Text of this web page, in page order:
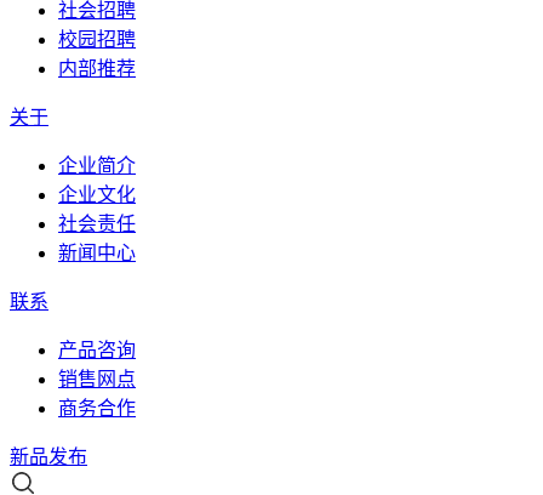
社会招聘
校园招聘
内部推荐
关于
企业简介
企业文化
社会责任
新闻中心
联系
产品咨询
销售网点
商务合作
新品发布